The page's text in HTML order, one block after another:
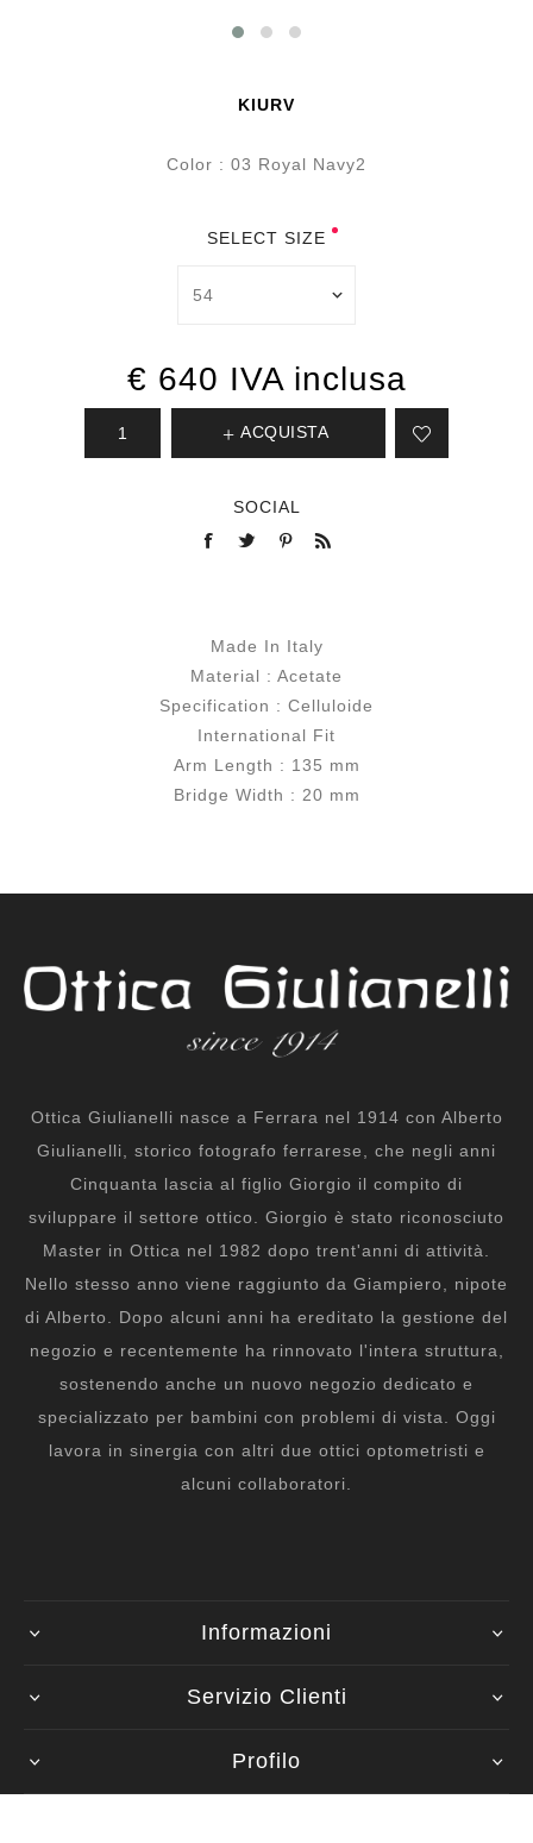
KIURV
Color : 03 Royal Navy2
SELECT SIZE
€ 640 IVA inclusa
ACQUISTA
SOCIAL
Made In Italy
Material : Acetate
Specification : Celluloide
International Fit
Arm Length : 135 mm
Bridge Width : 20 mm
Ottica Giulianelli nasce a Ferrara nel 1914 con Alberto
Giulianelli, storico fotografo ferrarese, che negli anni
Cinquanta lascia al figlio Giorgio il compito di
sviluppare il settore ottico. Giorgio è stato riconosciuto
Master in Ottica nel 1982 dopo trent'anni di attività.
Nello stesso anno viene raggiunto da Giampiero, nipote
di Alberto. Dopo alcuni anni ha ereditato la gestione del
negozio e recentemente ha rinnovato l'intera struttura,
sostenendo anche un nuovo negozio dedicato e
specializzato per bambini con problemi di vista. Oggi
lavora in sinergia con altri due ottici optometristi e
alcuni collaboratori.
Informazioni
Servizio Clienti
Profilo